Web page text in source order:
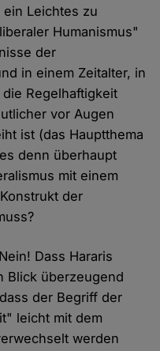
Leichtes zu
Humanismus"
der
in einem Zeitalter, in
Regelhaftigkeit
vor Augen
ist (das Hauptthema
denn überhaupt
mit einem
der
Dass Hararis
Blick überzeugend
der Begriff der
leicht mit dem
werden